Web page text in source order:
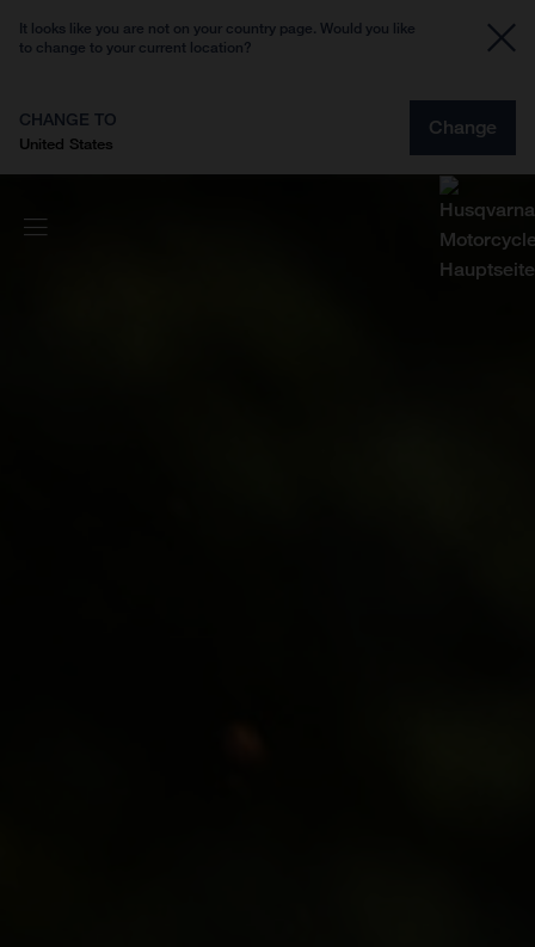
It looks like you are not on your country page. Would you like
to change to your current location?
CHANGE TO
United States
Change